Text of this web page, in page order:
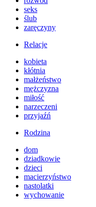
seks
ślub
zaręczyny
Relacje
kobieta
kłótnia
małżeństwo
mężczyzna
miłość
narzeczeni
przyjaźń
Rodzina
dom
dziadkowie
dzieci
macierzyństwo
nastolatki
wychowanie